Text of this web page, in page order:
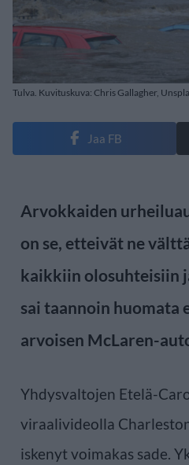
Tulva. Kuvituskuva: Chris Gallagher,
Jaa FB
Arvokkaiden
on se, etteivät ne
kaikkiin olosuhteisiin
sai taannoin huomata
arvoisen McLaren-
Yhdysvaltojen Etelä-
viraalivideolla
iskenyt voimakas sade.